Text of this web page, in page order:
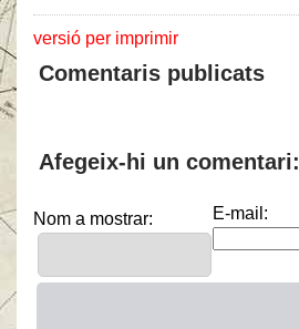
versió per imprimir
Comentaris publicats
Afegeix-hi un comentari:
Nom a mostrar: E-mail: